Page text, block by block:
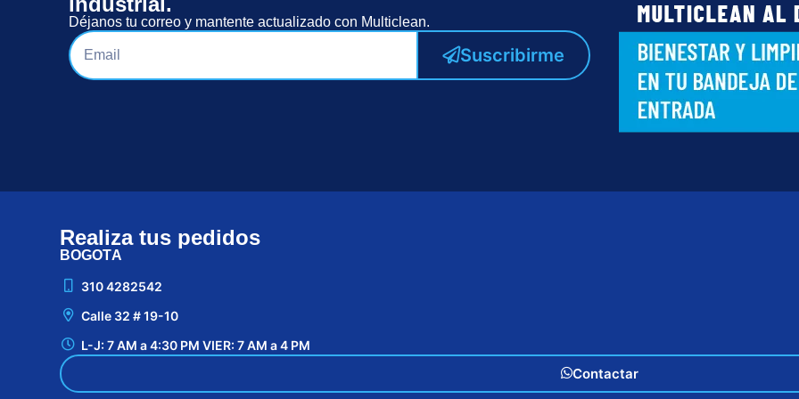
Déjanos tu correo y mantente actualizado con Multiclean.
Suscribirme
Realiza tus pedidos
BOGOTÁ
310 4282542
Calle 32 # 19-10
L-J: 7 AM a 4:30 PM VIER: 7 AM a 4 PM
Contactar